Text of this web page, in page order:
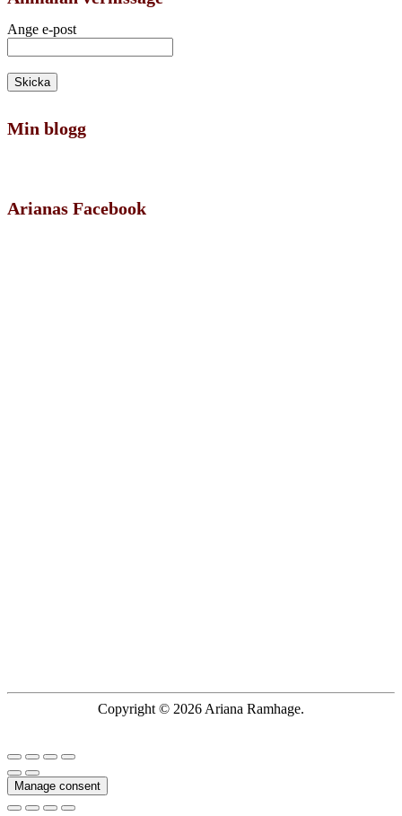
Ange e-post
Min blogg
Arianas Facebook
Copyright © 2026 Ariana Ramhage.
Manage consent